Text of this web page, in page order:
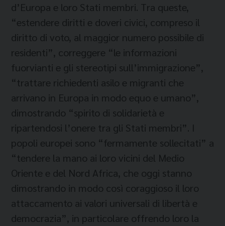
d’Europa e loro Stati membri. Tra queste,
“estendere diritti e doveri civici, compreso il
diritto di voto, al maggior numero possibile di
residenti”, correggere “le informazioni
fuorvianti e gli stereotipi sull’immigrazione”,
“trattare richiedenti asilo e migranti che
arrivano in Europa in modo equo e umano”,
dimostrando “spirito di solidarietà e
ripartendosi l’onere tra gli Stati membri”. I
popoli europei sono “fermamente sollecitati” a
“tendere la mano ai loro vicini del Medio
Oriente e del Nord Africa, che oggi stanno
dimostrando in modo così coraggioso il loro
attaccamento ai valori universali di libertà e
democrazia”, in particolare offrendo loro la